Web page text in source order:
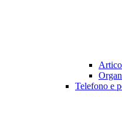
Telefono e